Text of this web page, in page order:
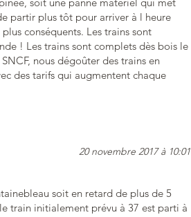
partir plus tôt pour arriver à l heure
conséquents. Les trains sont
! Les trains sont complets dès bois le
nous dégoûter des trains en
des tarifs qui augmentent chaque
20 novembre 2017 à 10:01
soit en retard de plus de 5
train initialement prévu à 37 est parti à